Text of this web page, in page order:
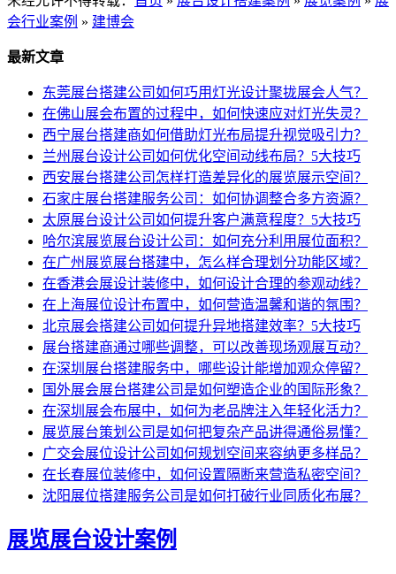
会行业案例 » 建博会
最新文章
东莞展台搭建公司如何巧用灯光设计聚拢展会人气？
在佛山展会布置的过程中，如何快速应对灯光失灵？
西宁展台搭建商如何借助灯光布局提升视觉吸引力？
兰州展台设计公司如何优化空间动线布局？5大技巧
西安展台搭建公司怎样打造差异化的展览展示空间？
石家庄展台搭建服务公司：如何协调整合多方资源？
太原展台设计公司如何提升客户满意程度？5大技巧
哈尔滨展览展台设计公司：如何充分利用展位面积？
在广州展览展台搭建中，怎么样合理划分功能区域？
在香港会展设计装修中，如何设计合理的参观动线？
在上海展位设计布置中，如何营造温馨和谐的氛围？
北京展会搭建公司如何提升异地搭建效率？5大技巧
展台搭建商通过哪些调整，可以改善现场观展互动？
在深圳展台搭建服务中，哪些设计能增加观众停留？
国外展会展台搭建公司是如何塑造企业的国际形象？
在深圳展会布展中，如何为老品牌注入年轻化活力？
展览展台策划公司是如何把复杂产品讲得通俗易懂？
广交会展位设计公司如何规划空间来容纳更多样品？
在长春展位装修中，如何设置隔断来营造私密空间？
沈阳展位搭建服务公司是如何打破行业同质化布展？
展览展台设计案例